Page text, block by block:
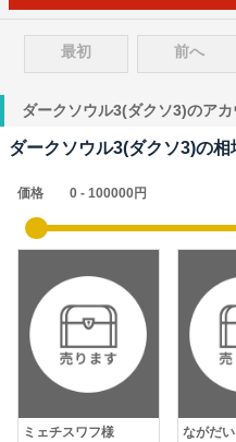
最初 前へ
ダークソウル3(ダクソ3)のア
ダークソウル3(ダクソ3)の
価格
ミェチスワフ様 ながだ